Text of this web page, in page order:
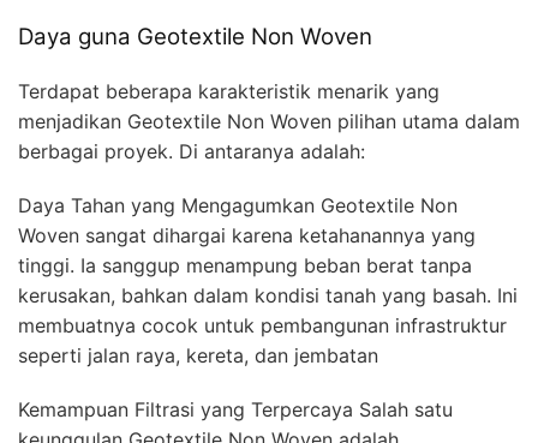
Daya guna Geotextile Non Woven
Terdapat beberapa karakteristik menarik yang
menjadikan Geotextile Non Woven pilihan utama dalam
berbagai proyek. Di antaranya adalah:
Daya Tahan yang Mengagumkan Geotextile Non
Woven sangat dihargai karena ketahanannya yang
tinggi. Ia sanggup menampung beban berat tanpa
kerusakan, bahkan dalam kondisi tanah yang basah. Ini
membuatnya cocok untuk pembangunan infrastruktur
seperti jalan raya, kereta, dan jembatan
Kemampuan Filtrasi yang Terpercaya Salah satu